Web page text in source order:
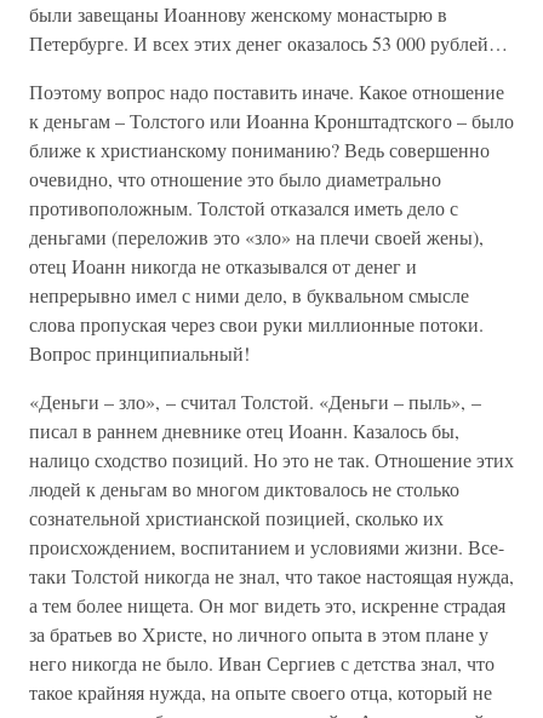
были завещаны Иоаннову женскому монастырю в
Петербурге. И всех этих денег оказалось 53 000 рублей…
Поэтому вопрос надо поставить иначе. Какое отношение
к деньгам – Толстого или Иоанна Кронштадтского – было
ближе к христианскому пониманию? Ведь совершенно
очевидно, что отношение это было диаметрально
противоположным. Толстой отказался иметь дело с
деньгами (переложив это «зло» на плечи своей жены),
отец Иоанн никогда не отказывался от денег и
непрерывно имел с ними дело, в буквальном смысле
слова пропуская через свои руки миллионные потоки.
Вопрос принципиальный!
«Деньги – зло», – считал Толстой. «Деньги – пыль», –
писал в раннем дневнике отец Иоанн. Казалось бы,
налицо сходство позиций. Но это не так. Отношение этих
людей к деньгам во многом диктовалось не столько
сознательной христианской позицией, сколько их
происхождением, воспитанием и условиями жизни. Все-
таки Толстой никогда не знал, что такое настоящая нужда,
а тем более нищета. Он мог видеть это, искренне страдая
за братьев во Христе, но личного опыта в этом плане у
него никогда не было. Иван Сергиев с детства знал, что
такое крайняя нужда, на опыте своего отца, который не